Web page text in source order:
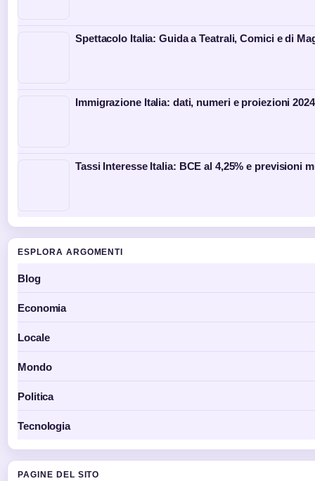
Spettacolo Italia: Guida a Teatrali, Comici e di
Immigrazione Italia: dati, numeri e proiezioni
Tassi Interesse Italia: BCE al 4,25% e previsioni
ESPLORA ARGOMENTI
Blog
Economia
Locale
Mondo
Politica
Tecnologia
PAGINE DEL SITO